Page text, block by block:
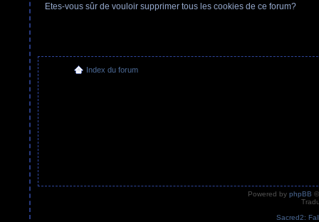
Etes-vous sûr de vouloir supprimer tous les cookies de ce forum?
Index du forum
Powered by phpBB
Sacred2: